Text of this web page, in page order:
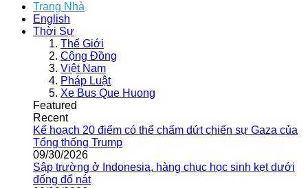
Trang Nhà
English
Thời Sự
Thế Giới
Cộng Đồng
Việt Nam
Pháp Luật
Xe Bus Que Huong
Featured
Recent
Kế hoạch 20 điểm có thể chấm dứt chiến sự Gaza của
Tổng thống Trump
09/30/2026
Sập trường ở Indonesia, hàng chục học sinh kẹt dưới
đống đổ nát